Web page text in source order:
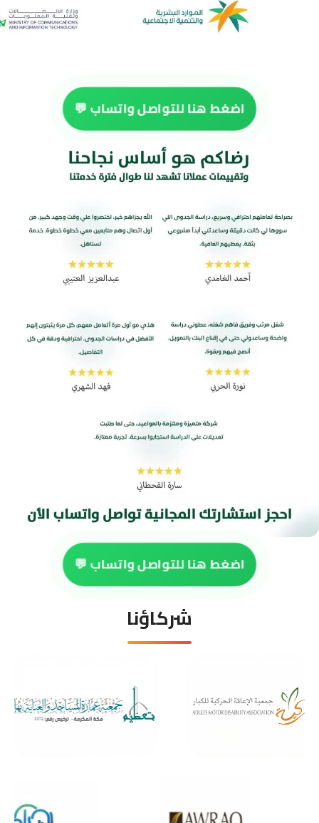
اضغط هنا للتواصل واتساب 💬
اضغط هنا للتواصل واتساب 💬
شركاؤنا